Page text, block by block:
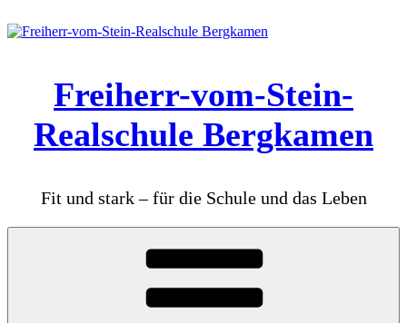
Inhalt
Freiherr-vom-Stein-
Realschule Bergkamen
Fit und stark – für die Schule und das Leben